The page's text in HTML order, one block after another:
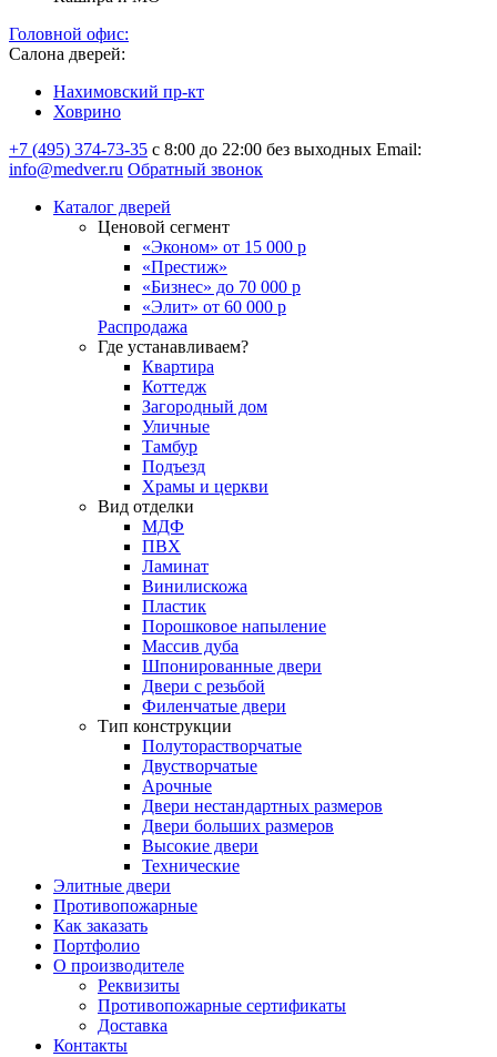
Головной офис:
Салона дверей:
Нахимовский пр-кт
Ховрино
+7 (495) 374-73-35 с 8:00 до 22:00 без выходных Email:
info@medver.ru Обратный звонок
Каталог дверей
Ценовой сегмент
«Эконом» от 15 000 р
«Престиж»
«Бизнес» до 70 000 р
«Элит» от 60 000 р
Распродажа
Где устанавливаем?
Квартира
Коттедж
Загородный дом
Уличные
Тамбур
Подъезд
Храмы и церкви
Вид отделки
МДФ
ПВХ
Ламинат
Винилискожа
Пластик
Порошковое напыление
Массив дуба
Шпонированные двери
Двери с резьбой
Филенчатые двери
Тип конструкции
Полуторастворчатые
Двустворчатые
Арочные
Двери нестандартных размеров
Двери больших размеров
Высокие двери
Технические
Элитные двери
Противопожарные
Как заказать
Портфолио
О производителе
Реквизиты
Противопожарные сертификаты
Доставка
Контакты